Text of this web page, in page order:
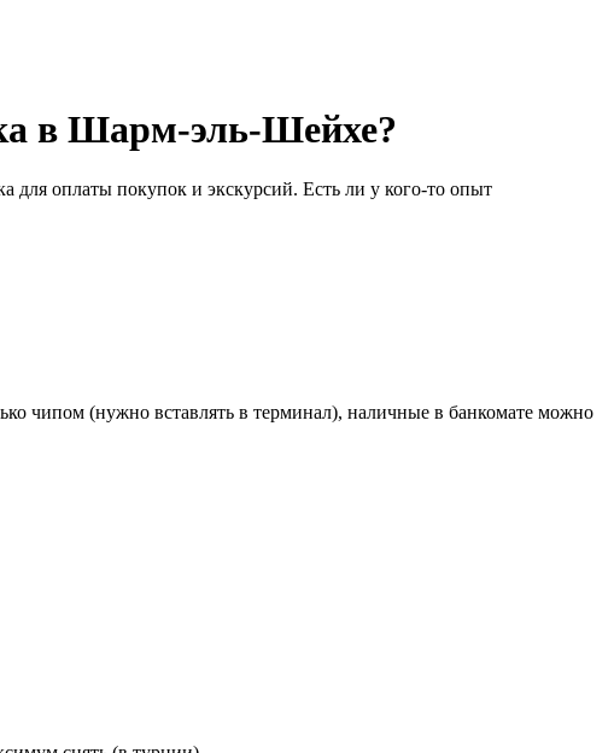
в Шарм-эль-Шейхе?
для оплаты покупок и экскурсий. Есть ли у кого-то опыт
чипом (нужно вставлять в терминал), наличные в банкомате можно